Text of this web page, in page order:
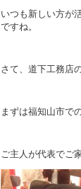
いつも新しい方が
ですね。
さて、道下工務店
まずは福知山市で
ご主人が代表でご